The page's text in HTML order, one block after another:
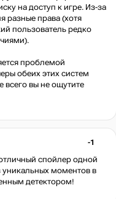
на доступ к игре. Из-за
разные права (хотя
пользователь редко
проблемой
обеих этих систем
всего вы не ощутите
-1
спойлер одной
уникальных моментов в
детектором!